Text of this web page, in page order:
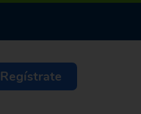
Regístrate